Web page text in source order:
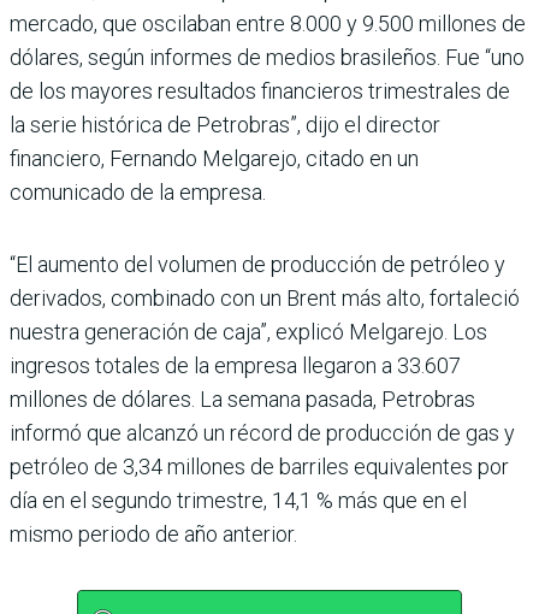
mercado, que oscilaban entre 8.000 y 9.500 millones de
dólares, según informes de medios brasileños. Fue “uno
de los mayores resultados financieros trimestrales de
la serie histórica de Petrobras”, dijo el director
financiero, Fernando Melgarejo, citado en un
comunicado de la empresa.
“El aumento del volumen de producción de petróleo y
derivados, combinado con un Brent más alto, fortaleció
nuestra generación de caja”, explicó Melgarejo. Los
ingresos totales de la empresa llegaron a 33.607
millones de dólares. La semana pasada, Petrobras
informó que alcanzó un récord de producción de gas y
petróleo de 3,34 millones de barriles equivalentes por
día en el segundo trimestre, 14,1 % más que en el
mismo periodo de año anterior.